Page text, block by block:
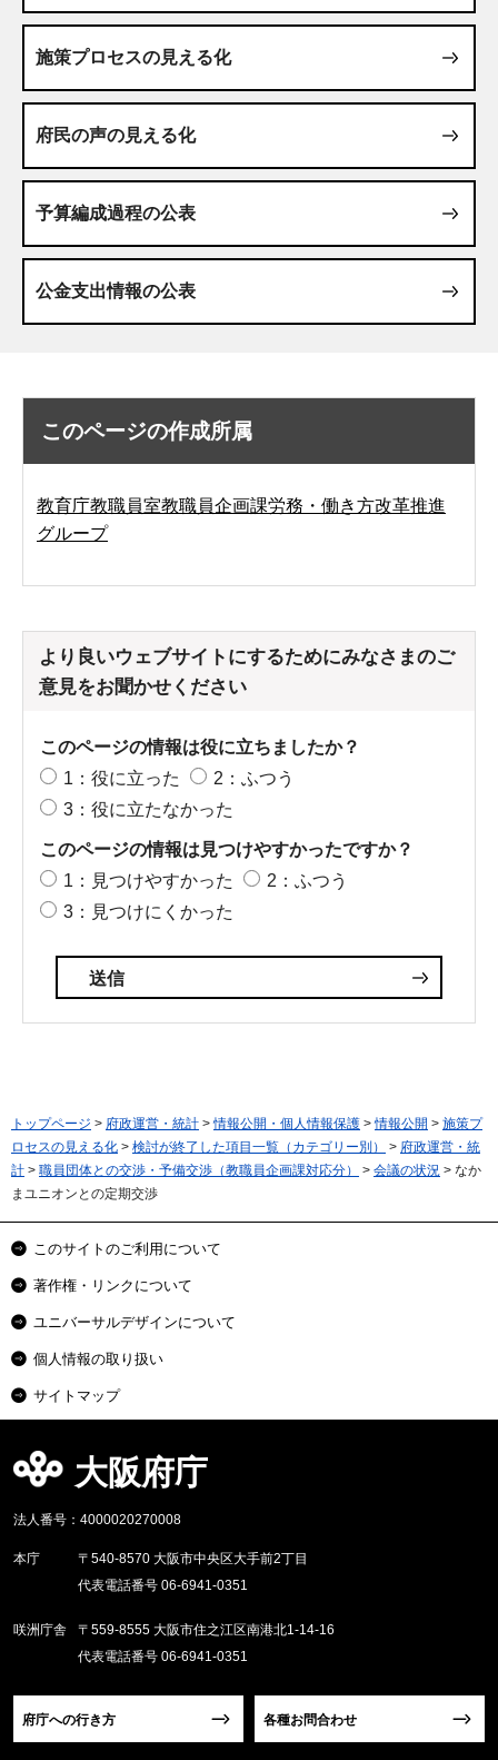
施策プロセスの見える化
府民の声の見える化
予算編成過程の公表
公金支出情報の公表
このページの作成所属
教育庁教職員室教職員企画課労務・働き方改革推進
グループ
より良いウェブサイトにするためにみなさまのご
意見をお聞かせください
このページの情報は役に立ちましたか？
1：役に立った
2：ふつう
3：役に立たなかった
このページの情報は見つけやすかったですか？
1：見つけやすかった
2：ふつう
3：見つけにくかった
トップページ > 府政運営・統計 >情報公開・個人情報保護 >情報公開 > 施策プ
ロセスの見える化 > 検討が終了した項目一覧（カテゴリー別） > 府政運営・統
計 > 職員団体との交渉・予備交渉（教職員企画課対応分） > 会議の状況 > なか
まユニオンとの定期交渉
このサイトのご利用について
著作権・リンクについて
ユニバーサルデザインについて
個人情報の取り扱い
サイトマップ
大阪府庁
法人番号：4000020270008
本庁
〒540-8570 大阪市中央区大手前2丁目
代表電話番号 06-6941-0351
咲洲庁舎
〒559-8555 大阪市住之江区南港北1-14-16
代表電話番号 06-6941-0351
府庁への行き方 各種お問合わせ